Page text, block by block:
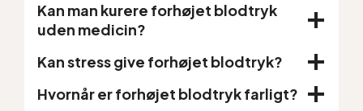
Kan man kurere forhøjet blodtryk
uden medicin?
Kan stress give forhøjet blodtryk?
Hvornår er forhøjet blodtryk farligt?